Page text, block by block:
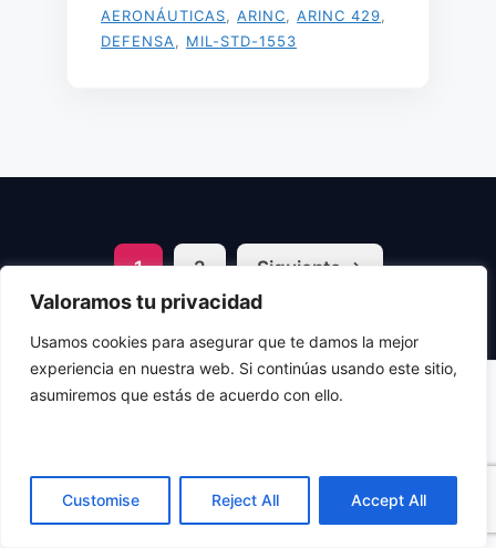
Valoramos tu privacidad
Usamos cookies para asegurar que te damos la mejor
experiencia en nuestra web. Si continúas usando este sitio,
asumiremos que estás de acuerdo con ello.
Customise Reject All Accept All
AERONÁUTICAS
ARINC ARINC 429
DEFENSA
MIL-STD-1553
Página
1 Página
2 Siguiente→
Líderes en la distribución de componentes electrónicos,
Informática Industrial y Telecomunicaciones desde 1982.